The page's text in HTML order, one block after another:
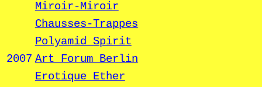
Miroir-Miroir
Chausses-Trappes
Polyamid Spirit
2007 Art Forum Berlin
Erotique Ether